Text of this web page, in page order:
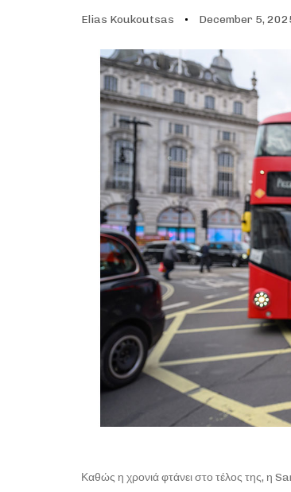
Elias Koukoutsas December 5,
Καθώς η χρονιά φτάνει στο τέλος της, η